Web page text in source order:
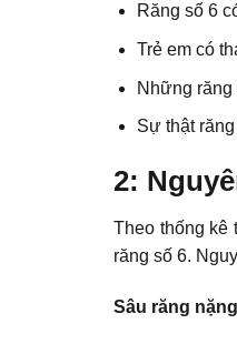
Răng số 6
Trẻ em có
Những
Sự thật
2:
Theo thống kê
răng số 6.
Sâu răng